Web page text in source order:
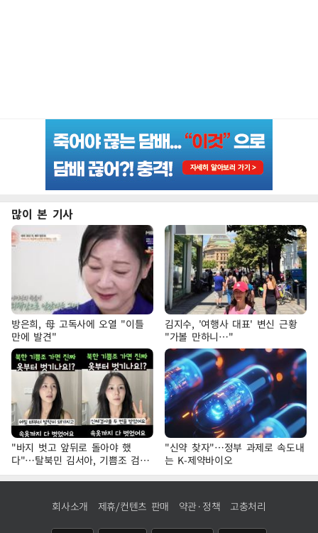
많이 본 기사
방은희, 母 고독사에 오열 "이틀
만에 발견"
김지수, '여행사 대표' 변신 근황
"가볼 만하니…"
"바지 벗고 앞뒤로 돌아야 했
다"…탈북민 김서아, 기쁨조 검사
수치심 회상
"신약 찾자"…정부 과제로 속도내
는 K-제약바이오
회사소개 제휴/컨텐츠 판매 약관·정책 고충처리